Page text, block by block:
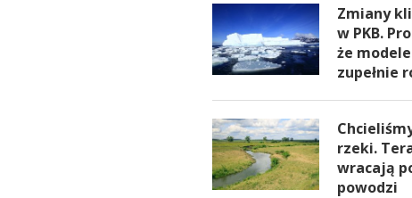
Zmiany
w PKB.
że
zupełnie
rzeki.
wracają
powodzi